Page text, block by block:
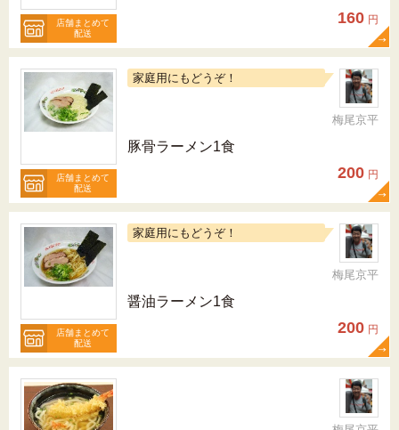
店舗まとめて
配送
160 円
店舗まとめて
配送
家庭用にもどうぞ！
梅尾京平
豚骨ラーメン1食
200 円
店舗まとめて
配送
家庭用にもどうぞ！
梅尾京平
醤油ラーメン1食
200 円